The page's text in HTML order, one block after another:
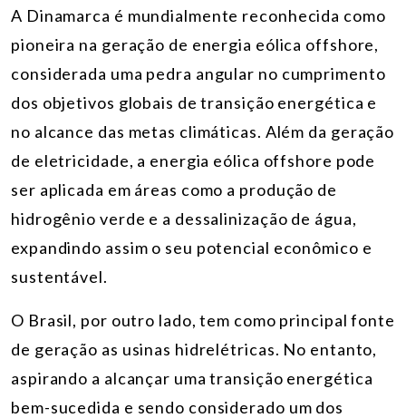
A Dinamarca é mundialmente reconhecida como
pioneira na geração de energia eólica offshore,
considerada uma pedra angular no cumprimento
dos objetivos globais de transição energética e
no alcance das metas climáticas. Além da geração
de eletricidade, a energia eólica offshore pode
ser aplicada em áreas como a produção de
hidrogênio verde e a dessalinização de água,
expandindo assim o seu potencial econômico e
sustentável.
O Brasil, por outro lado, tem como principal fonte
de geração as usinas hidrelétricas. No entanto,
aspirando a alcançar uma transição energética
bem-sucedida e sendo considerado um dos